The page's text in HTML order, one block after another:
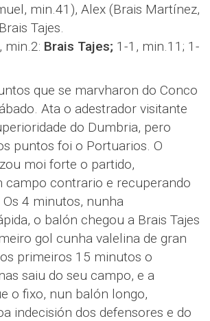
min.41), Alex (Brais Martínez,
Tajes.
min.2: Brais Tajes; 1-1, min.11; 1-
que se marvharon do Conco
Ata o adestrador visitante
do Dumbria, pero
puntos foi o Portuarios. O
moi forte o partido,
campo contrario e recuperando
4 minutos, nunha
o balón chegou a Brais Tajes
gol cunha valelina de gran
primeiros 15 minutos o
saiu do seu campo, e a
o fixo, nun balón longo,
indecisión dos defensores e do